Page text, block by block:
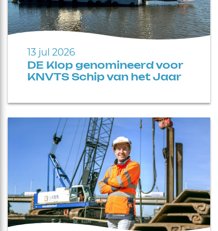
13 jul 2026
DE Klop genomineerd voor
KNVTS Schip van het Jaar